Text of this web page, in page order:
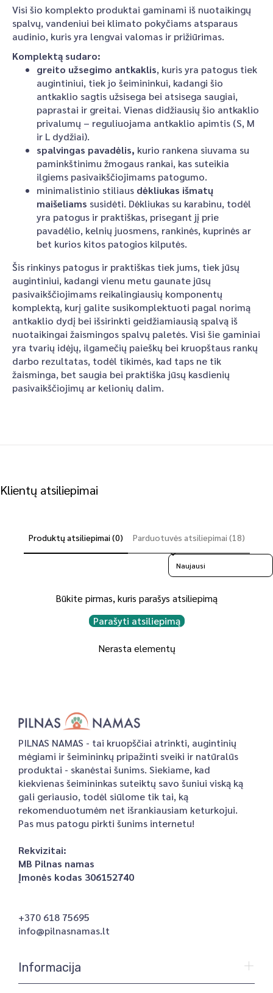
Visi šio komplekto produktai gaminami iš nuotaikingų
spalvų, vandeniui bei klimato pokyčiams atsparaus
audinio, kuris yra lengvai valomas ir prižiūrimas.
Komplektą sudaro:
greito užsegimo antkaklis, kuris yra patogus tiek
augintiniui, tiek jo šeimininkui, kadangi šio
antkaklio sagtis užsisega bei atsisega saugiai,
paprastai ir greitai. Vienas didžiausių šio antkaklio
privalumų – reguliuojama antkaklio apimtis (S, M
ir L dydžiai).
spalvingas pavadėlis, kurio rankena siuvama su
paminkštinimu žmogaus rankai, kas suteikia
ilgiems pasivaikščiojimams patogumo.
minimalistinio stiliaus dėkliukas išmatų
maišeliams susidėti. Dėkliukas su karabinu, todėl
yra patogus ir praktiškas, prisegant jį prie
pavadėlio, kelnių juosmens, rankinės, kuprinės ar
bet kurios kitos patogios kilputės.
Šis rinkinys patogus ir praktiškas tiek jums, tiek jūsų
augintiniui, kadangi vienu metu gaunate jūsų
pasivaikščiojimams reikalingiausių komponentų
komplektą, kurį galite susikomplektuoti pagal norimą
antkaklio dydį bei išsirinkti geidžiamiausią spalvą iš
nuotaikingai žaismingos spalvų paletės. Visi šie gaminiai
yra tvarių idėjų, ilgamečių paieškų bei kruopštaus rankų
darbo rezultatas, todėl tikimės, kad taps ne tik
žaisminga, bet saugia bei praktiška jūsų kasdienių
pasivaikščiojimų ar kelionių dalim.
Klientų atsiliepimai
Produktų atsiliepimai (0) Parduotuvės atsiliepimai (18)
Sort reviews by
Būkite pirmas, kuris parašys atsiliepimą
Parašyti atsiliepimą
Nerasta elementų
PILNAS NAMAS - tai kruopščiai atrinkti, augintinių
mėgiami ir šeimininkų pripažinti sveiki ir natūralūs
produktai - skanėstai šunims. Siekiame, kad
kiekvienas šeimininkas suteiktų savo šuniui viską ką
gali geriausio, todėl siūlome tik tai, ką
rekomenduotumėm net išrankiausiam keturkojui.
Pas mus patogu pirkti šunims internetu!
Rekvizitai:
MB Pilnas namas
Įmonės kodas 306152740
+370 618 75695
info@pilnasnamas.lt
Informacija